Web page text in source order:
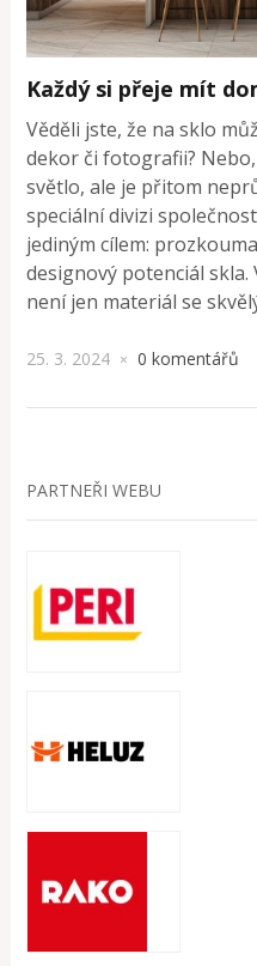
Každý si přeje mít
Věděli jste, že na sklo
dekor či fotografii?
světlo, ale je přitom
speciální divizi
jediným cílem:
designový potenciál skla.
není jen materiál se
25. 3. 2024 × 0 komentářů
PARTNEŘI WEBU